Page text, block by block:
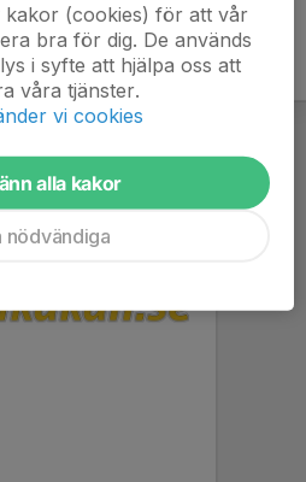
kakor (cookies) för att vår
bra för dig. De används
i syfte att hjälpa oss att
våra tjänster.
vi cookies
alla kakor
nödvändiga